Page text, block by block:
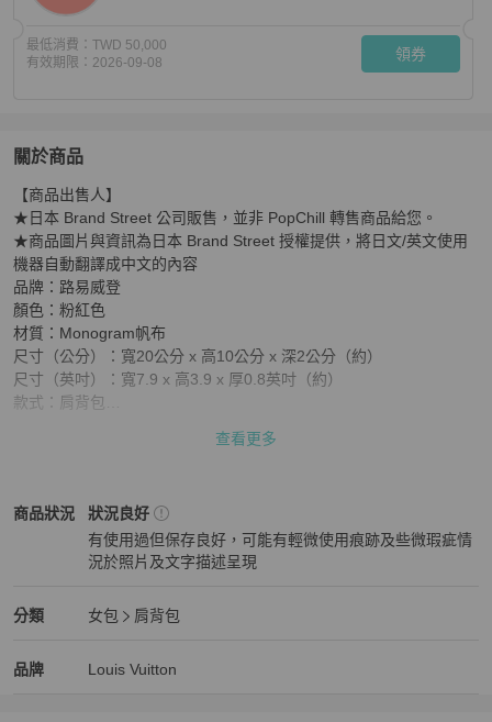
最低消費： TWD 50,000
有效期限： 2026-09-08 領券
關於商品
關於【日本直送】路易威登 Monogram Pochette Coussin 肩
【商品出售人】
★日本 Brand Street 公司販售，並非 PopChill 轉售商品給您。
★商品圖片與資訊為日本 Brand Street 授權提供，將日文/英文使用
機器自動翻譯成中文的內容
品牌：路易威登
顏色：粉紅色
材質：Monogram帆布
尺寸（公分）：寬20公分 x 高10公分 x 深2公分（約）
尺寸（英吋）：寬7.9 x 高3.9 x 厚0.8英吋（約）
款式：肩背包
等級：AB
SKU：126599SAM
金屬配件：輕微刮痕
邊角：輕微磨損
查看更多
商品狀況
Louis Vuitton女包商品狀態與細節
狀況良好
有使用過但保存良好，可能有輕微使用痕跡及些微瑕疵情
況於照片及文字描述呈現
分類
Louis Vuitton女包 分類資訊
女包
肩背包
品牌
Louis Vuitton精品女包品牌介紹
Louis Vuitton
Louis Vuitton推薦清單